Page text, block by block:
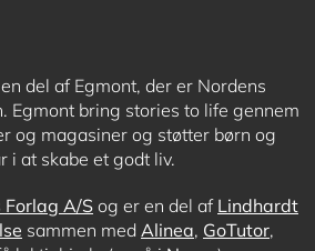
del af Egmont, der er Nordens
Egmont bring stories to life gennem
og magasiner og støtter børn og
i at skabe et godt liv.
Forlag A/S og er en del af Lindhardt
sammen med Alinea, GoTutor,